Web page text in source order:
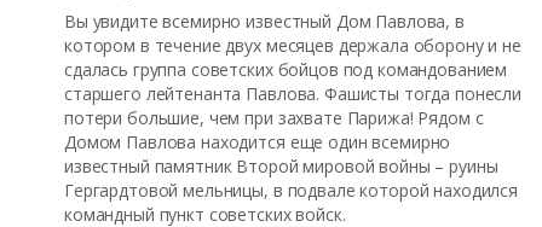
Вы увидите всемирно известный Дом Павлова, в
котором в течение двух месяцев держала оборону и не
сдалась группа советских бойцов под командованием
старшего лейтенанта Павлова. Фашисты тогда понесли
потери большие, чем при захвате Парижа! Рядом с
Домом Павлова находится еще один всемирно
известный памятник Второй мировой войны – руины
Гергардтовой мельницы, в подвале которой находился
командный пункт советских войск.